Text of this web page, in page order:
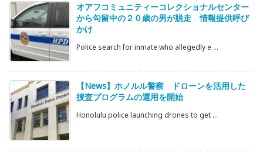
オアフコミュニティーコレクショナルセンター
から勾留中の２０歳の男が脱走 情報提供呼び
かけ
Police search for inmate who allegedly e ...
【News】ホノルル警察 ドローンを活用した
捜査プログラムの運用を開始
Honolulu police launching drones to get ...